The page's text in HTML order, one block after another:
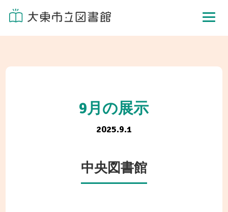
9月の展示
2025.9.1
中央図書館